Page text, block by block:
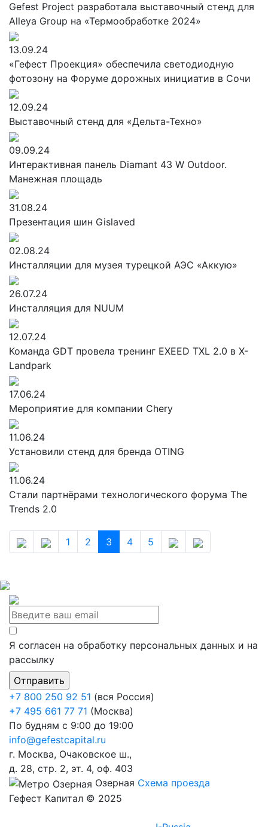
Gefest Project разработала выставочный стенд для
Alleya Group на «Термообработке 2024»
13.09.24
«Гефест Проекция» обеспечила светодиодную
фотозону на Форуме дорожных инициатив в Сочи
12.09.24
Выставочный стенд для «Дельта-Техно»
09.09.24
Интерактивная панель Diamant 43 W Outdoor.
Манежная площадь
31.08.24
Презентация шин Gislaved
02.08.24
Инсталляции для музея турецкой АЭС «Аккую»
26.07.24
Инсталляция для NUUM
12.07.24
Команда GDT провела тренинг EXEED TXL 2.0 в X-
Landpark
17.06.24
Мероприятие для компании Chery
11.06.24
Установили стенд для бренда OTING
11.06.24
Стали партнёрами технологического форума The
Trends 2.0
1 2 3 4 5
Я согласен на обработку персональных данных и на
рассылку
+7 800 250 92 51 (вся Россия)
+7 495 661 77 71 (Москва)
По будням с 9:00 до 19:00
info@gefestcapital.ru
г. Москва, Очаковское ш.,
д. 28, стр. 2, эт. 4, оф. 403
Озерная Схема проезда
Гефест Капитал © 2025